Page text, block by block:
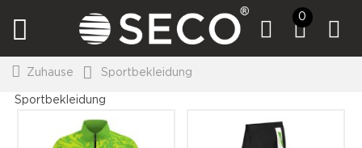
0
Zuhause Sportbekleidung
Sportbekleidung